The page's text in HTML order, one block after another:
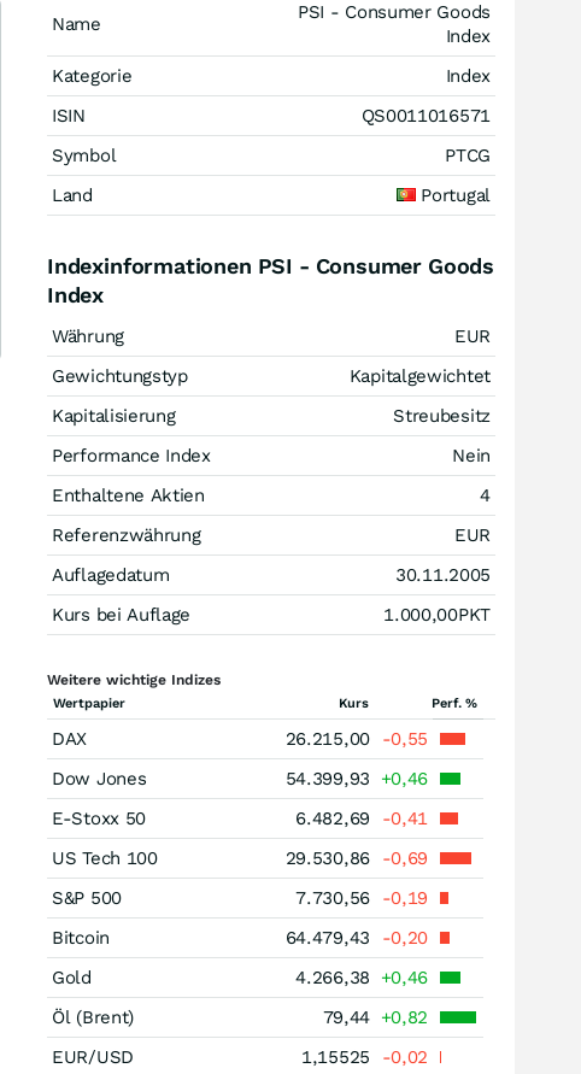
Name
PSI - Consumer Goods
Index
Kategorie
Index
ISIN
QS0011016571
Symbol
PTCG
Land
Portugal
Indexinformationen PSI - Consumer Goods
Index
Währung
EUR
Gewichtungstyp
Kapitalgewichtet
Kapitalisierung
Streubesitz
Performance Index
Nein
Enthaltene Aktien
4
Referenzwährung
EUR
Auflagedatum
30.11.2005
Kurs bei Auflage
1.000,00PKT
Weitere wichtige Indizes
Wertpapier Kurs Perf. %
DAX 26.215,00
-0,55
Dow Jones
54.399,93
+0,46
E-Stoxx 50
6.482,69
-0,41
US Tech 100
29.530,86
-0,69
S&P 500
7.730,56
-0,19
Bitcoin
64.479,43
-0,20
Gold
4.266,38
+0,46
Öl (Brent)
79,44 +0,82
EUR/USD
1,15525 -0,02